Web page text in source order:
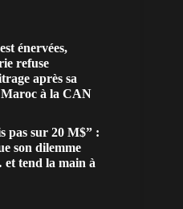
énervées,
refuse
après sa
à la CAN
pas sur 20 M$” :
son dilemme
tend la main à